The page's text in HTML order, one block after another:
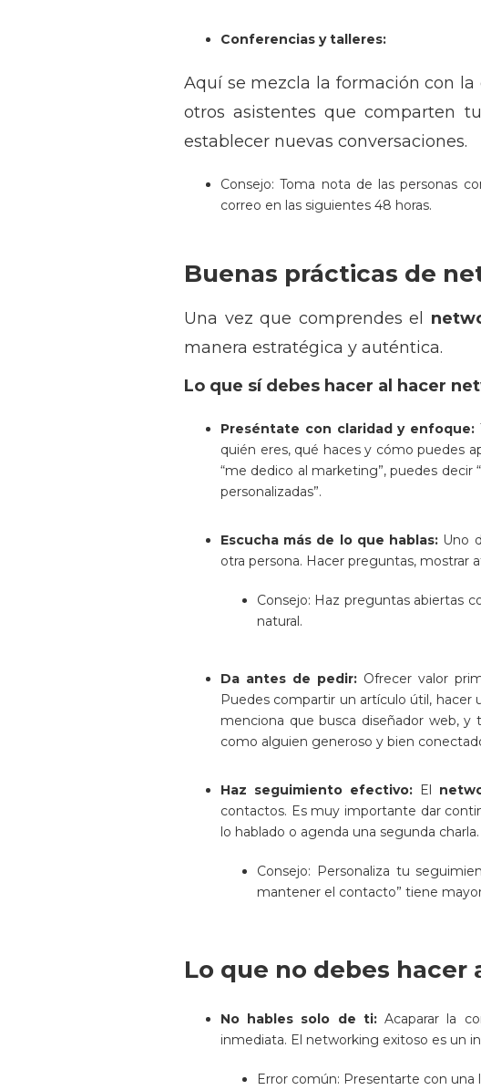
Conferencias y talleres:
Aquí se mezcla la formación con
otros asistentes que comparten
establecer nuevas conversaciones.
Consejo: Toma nota de las personas
correo en las siguientes 48 horas.
Buenas prácticas de
Una vez que comprendes el
manera estratégica y auténtica.
Lo que sí debes hacer al hacer
Preséntate con claridad y enfoque:
quién eres, qué haces y cómo puedes
“me dedico al marketing”, puedes
personalizadas”.
Escucha más de lo que hablas: Uno
otra persona. Hacer preguntas, mostrar
Consejo: Haz preguntas abiertas
natural.
Da antes de pedir: Ofrecer valor
Puedes compartir un artículo útil, hacer
menciona que busca diseñador web,
como alguien generoso y bien
Haz seguimiento efectivo: El
contactos. Es muy importante dar
lo hablado o agenda una segunda charla.
Consejo: Personaliza tu
mantener el contacto” tiene
Lo que no debes
No hables solo de ti:Acaparar la
inmediata. El networking exitoso es un
Error común: Presentarte con una